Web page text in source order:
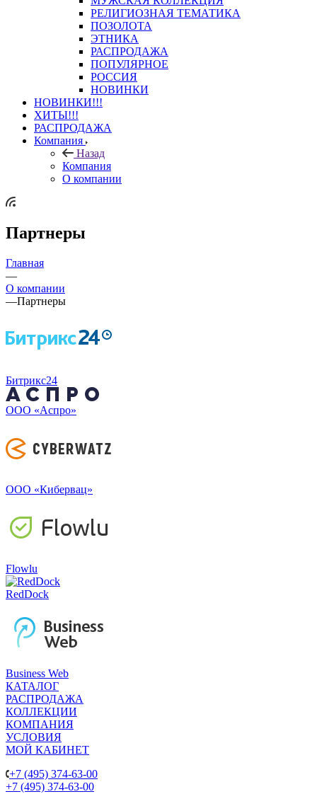
РЕЛИГИОЗНАЯ ТЕМАТИКА
ПОЗОЛОТА
ЭТНИКА
РАСПРОДАЖА
ПОПУЛЯРНОЕ
РОССИЯ
НОВИНКИ
НОВИНКИ!!!
ХИТЫ!!!
РАСПРОДАЖА
Компания
Назад
Компания
О компании
Партнеры
Главная
—
О компании
—Партнеры
Битрикс24
ООО «Аспро»
ООО «Кибервац»
Flowlu
RedDock
Business Web
КАТАЛОГ
РАСПРОДАЖА
КОЛЛЕКЦИИ
КОМПАНИЯ
УСЛОВИЯ
МОЙ КАБИНЕТ
+7 (495) 374-63-00
+7 (495) 374-63-00